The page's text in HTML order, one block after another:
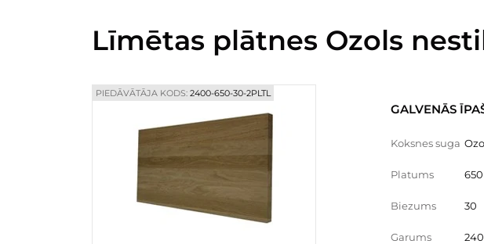
Līmētas plātnes Ozols
PIEDĀVĀTĀJA KODS: 2400-650-30-2PLTL
GALVENĀS
Koksnes suga
Platums 650
Biezums 30
Garums